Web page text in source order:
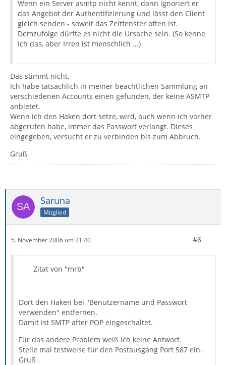
Wenn ein Server asmtp nicht kennt, dann ignoriert er
das Angebot der Authentifizierung und lässt den Client
gleich senden - soweit das Zeitfenster offen ist.
Demzufolge dürfte es nicht die Ursache sein. (So kenne
ich das, aber Irren ist menschlich ...)
Das stimmt nicht.
Ich habe tatsächlich in meiner beachtlichen Sammlung an
verschiedenen Accounts einen gefunden, der keine ASMTP
anbietet.
Wenn ich den Haken dort setze, wird, auch wenn ich vorher
abgerufen habe, immer das Passwort verlangt. Dieses
eingegeben, versucht er zu verbinden bis zum Abbruch.
Gruß
Saruna
Mitglied
5. November 2006 um 21:40 #6
Zitat von "mrb"
Dort den Haken bei "Benutzername und Passwort
verwenden" entfernen.
Damit ist SMTP after POP eingeschaltet.
Für das andere Problem weiß ich keine Antwort.
Stelle mal testweise für den Postausgang Port 587 ein.
Gruß